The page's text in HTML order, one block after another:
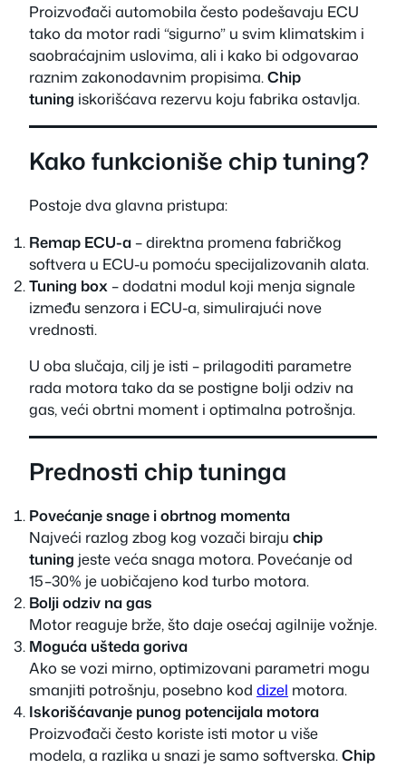
Proizvođači automobila često podešavaju ECU
tako da motor radi “sigurno” u svim klimatskim i
saobraćajnim uslovima, ali i kako bi odgovarao
raznim zakonodavnim propisima.Chip
tuning iskorišćava rezervu koju fabrika ostavlja.
Kako funkcioniše chip tuning?
Postoje dva glavna pristupa:
Remap ECU-a– direktna promena fabričkog
softvera u ECU-u pomoću specijalizovanih alata.
Tuning box– dodatni modul koji menja signale
između senzora i ECU-a, simulirajući nove
vrednosti.
U oba slučaja, cilj je isti – prilagoditi parametre
rada motora tako da se postigne bolji odziv na
gas, veći obrtni moment i optimalna potrošnja.
Prednosti chip tuninga
Povećanje snage i obrtnog momenta
Najveći razlog zbog kog vozači biraju chip
tuning jeste veća snaga motora. Povećanje od
15–30% je uobičajeno kod turbo motora.
Bolji odziv na gas
Motor reaguje brže, što daje osećaj agilnije vožnje.
Moguća ušteda goriva
Ako se vozi mirno, optimizovani parametri mogu
smanjiti potrošnju, posebno kod dizel motora.
Iskorišćavanje punog potencijala motora
Proizvođači često koriste isti motor u više
modela, a razlika u snazi je samo softverska.Chip